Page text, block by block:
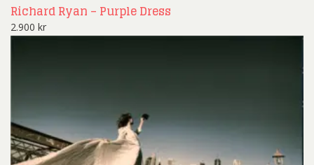
Richard Ryan – Purple Dress
2.900 kr